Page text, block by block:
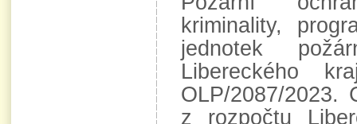
kriminality,
jednotek
Libereckého
OLP/2087/2023.
z rozpočtu